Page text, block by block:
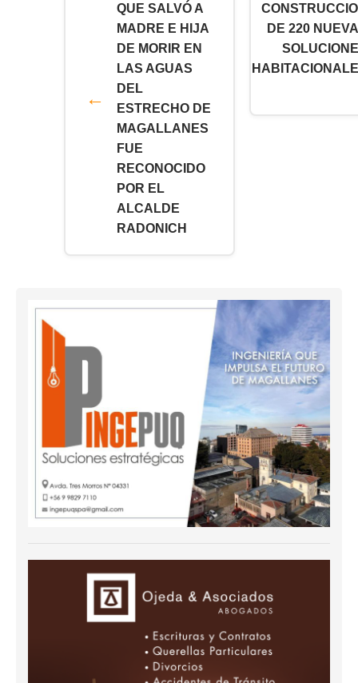
QUE SALVÓ A
MADRE E HIJA
DE MORIR EN
LAS AGUAS
DEL
ESTRECHO DE
MAGALLANES
FUE
RECONOCIDO
POR EL
ALCALDE
RADONICH
DE 220